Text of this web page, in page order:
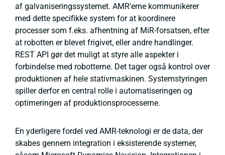
af galvaniseringssystemet. AMR'erne kommunikerer
med dette specifikke system for at koordinere
processer som f.eks. afhentning af MiR-forsatsen, efter
at robotten er blevet frigivet, eller andre handlinger.
REST API gør det muligt at styre alle aspekter i
forbindelse med robotterne. Det tager også kontrol over
produktionen af hele stativmaskinen. Systemstyringen
spiller derfor en central rolle i automatiseringen og
optimeringen af produktionsprocesserne.
En yderligere fordel ved AMR-teknologi er de data, der
skabes gennem integration i eksisterende systemer,